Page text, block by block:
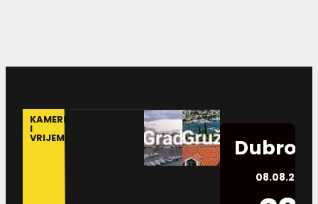
KAMERE
I
VRIJEME
08.08.2026.